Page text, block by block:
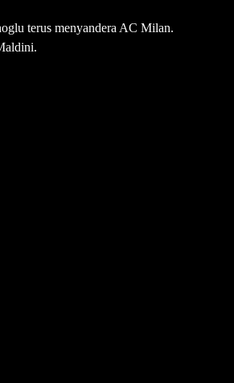
terus menyandera AC Milan.